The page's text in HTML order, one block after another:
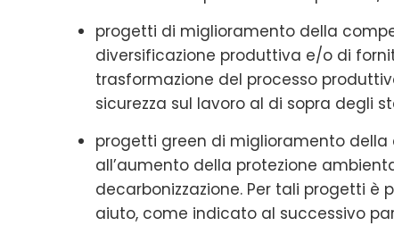
progetti di miglioramento della
diversificazione produttiva e/o di
trasformazione del processo
sicurezza sul lavoro al di sopra degli
progetti green di miglioramento
all’aumento della protezione
decarbonizzazione. Per tali progetti è
aiuto, come indicato al successivo par.